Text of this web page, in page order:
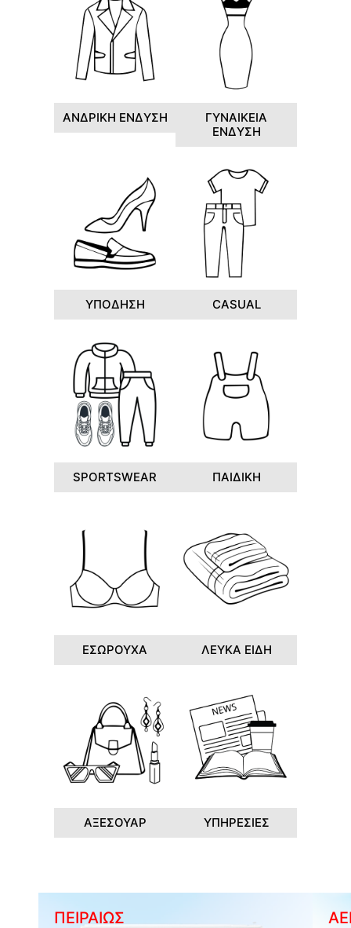
ΑΝΔΡΙΚΗ ΕΝΔΥΣΗ
ΓΥΝΑΙΚΕΙΑ
ΕΝΔΥΣΗ
ΥΠΟΔΗΣΗ CASUAL
SPORTSWEAR ΠΑΙΔΙΚΗ
ΕΣΩΡΟΥΧΑ ΛΕΥΚΑ ΕΙΔΗ
ΑΞΕΣΟΥΑΡ ΥΠΗΡΕΣΙΕΣ
ΠΕΙΡΑΙΩΣ